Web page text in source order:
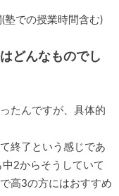
塾での授業時間含む)
どんなものでし
たんですが、具体的
終了という感じであ
2からそうしていて
高3の方にはおすすめ